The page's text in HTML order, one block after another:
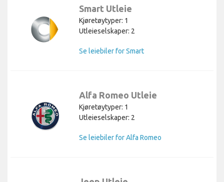
Smart Utleie
Kjøretøytyper: 1
Utleieselskaper: 2
Se leiebiler for Smart
Alfa Romeo Utleie
Kjøretøytyper: 1
Utleieselskaper: 2
Se leiebiler for Alfa Romeo